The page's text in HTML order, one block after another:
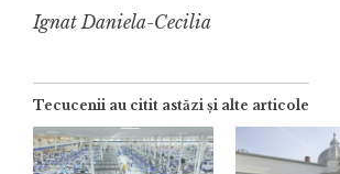
Ignat Daniela-Cecilia
Tecucenii au citit astăzi și alte articole